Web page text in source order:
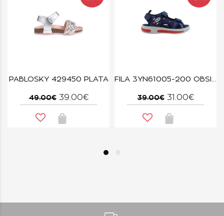
PABLOSKY 429450 PLATA
49.00€ 39.00€
FILA 3YN61005-200 OBSIDIAN BLUE ROCKET VELCRO LIGHTS
39.00€ 31.00€